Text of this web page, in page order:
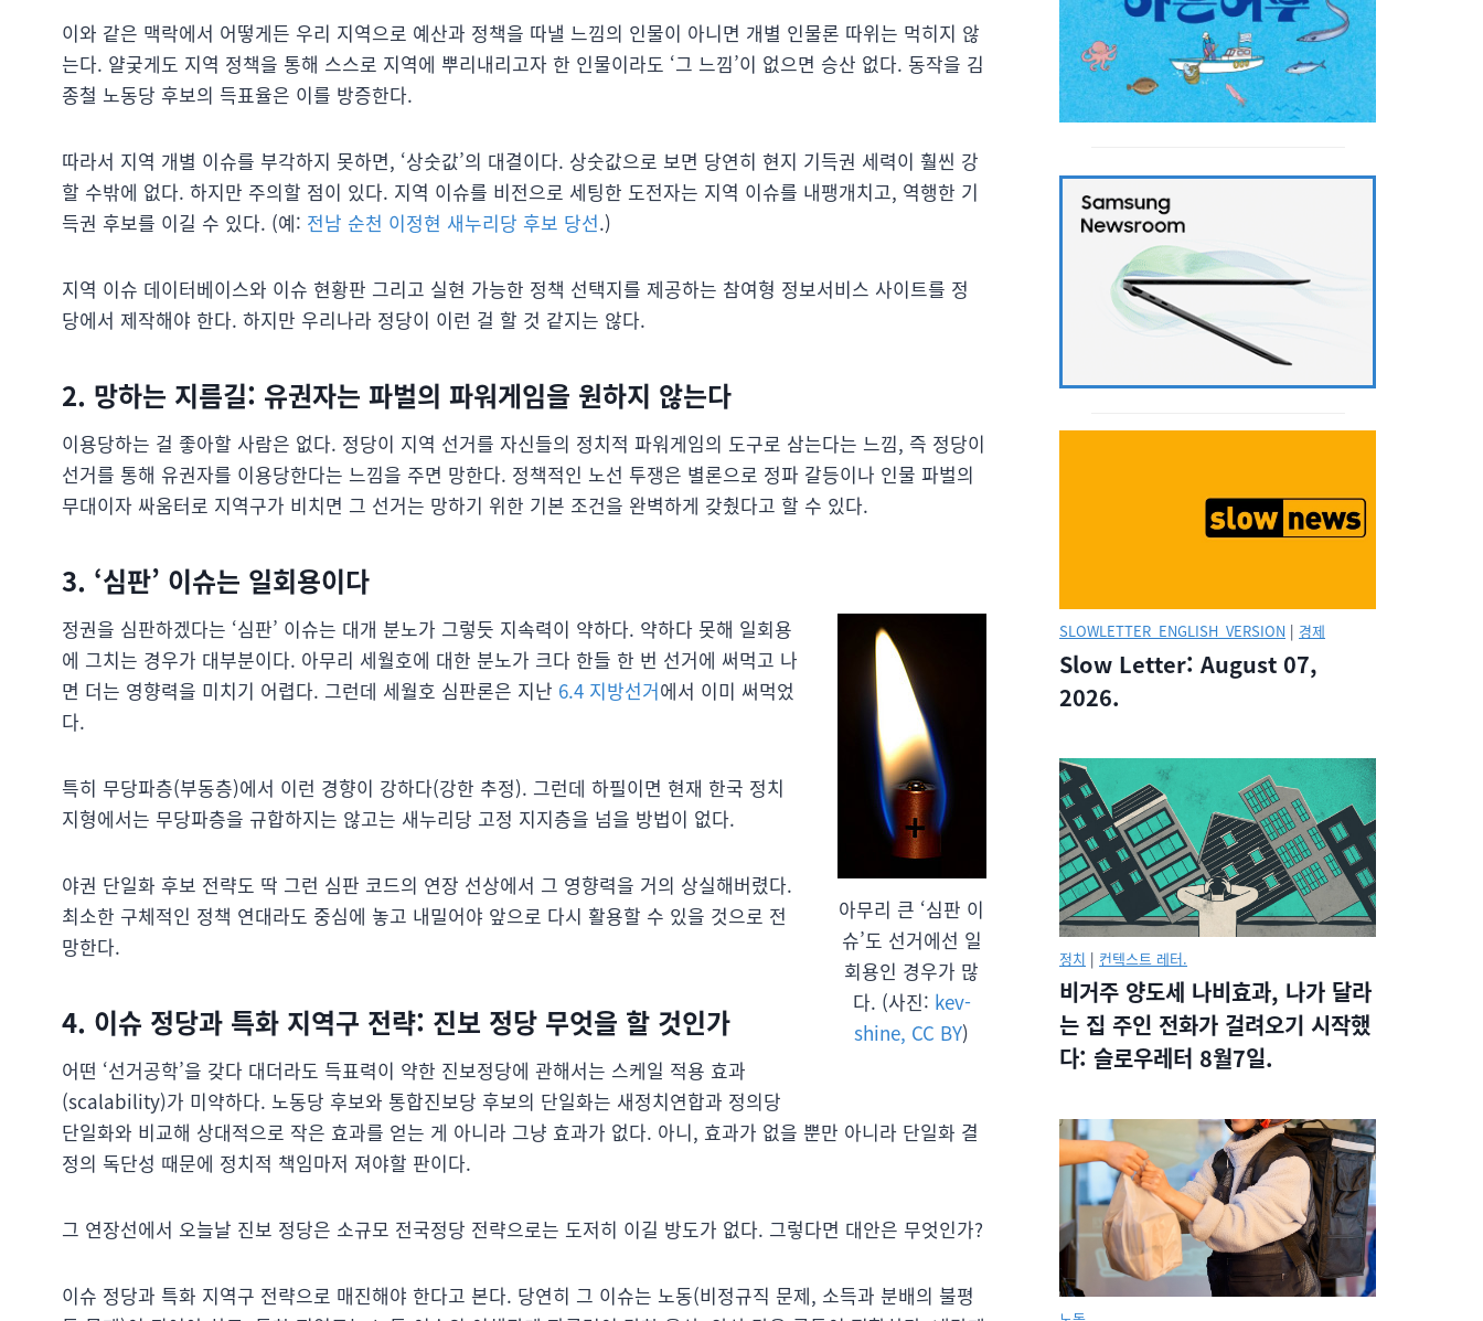
이와 같은 맥락에서 어떻게든 우리 지역으로 예산과 정책을 따낼 느낌의 인물이 아니면 개별 인물론 따위는 먹히지 않
는다. 얄궂게도 지역 정책을 통해 스스로 지역에 뿌리내리고자 한 인물이라도 ‘그 느낌’이 없으면 승산 없다. 동작을 김
종철 노동당 후보의 득표율은 이를 방증한다.
따라서 지역 개별 이슈를 부각하지 못하면, ‘상숫값’의 대결이다. 상숫값으로 보면 당연히 현지 기득권 세력이 훨씬 강
할 수밖에 없다. 하지만 주의할 점이 있다. 지역 이슈를 비전으로 세팅한 도전자는 지역 이슈를 내팽개치고, 역행한 기
득권 후보를 이길 수 있다. (예: 전남 순천 이정현 새누리당 후보 당선.)
지역 이슈 데이터베이스와 이슈 현황판 그리고 실현 가능한 정책 선택지를 제공하는 참여형 정보서비스 사이트를 정
당에서 제작해야 한다. 하지만 우리나라 정당이 이런 걸 할 것 같지는 않다.
2. 망하는 지름길: 유권자는 파벌의 파워게임을 원하지 않는다
이용당하는 걸 좋아할 사람은 없다. 정당이 지역 선거를 자신들의 정치적 파워게임의 도구로 삼는다는 느낌, 즉 정당이
선거를 통해 유권자를 이용당한다는 느낌을 주면 망한다. 정책적인 노선 투쟁은 별론으로 정파 갈등이나 인물 파벌의
무대이자 싸움터로 지역구가 비치면 그 선거는 망하기 위한 기본 조건을 완벽하게 갖췄다고 할 수 있다.
3. ‘심판’ 이슈는 일회용이다
아무리 큰 ‘심판 이
슈’도 선거에선 일
회용인 경우가 많
다. (사진: kev-
shine, CC BY)
정권을 심판하겠다는 ‘심판’ 이슈는 대개 분노가 그렇듯 지속력이 약하다. 약하다 못해 일회용
에 그치는 경우가 대부분이다. 아무리 세월호에 대한 분노가 크다 한들 한 번 선거에 써먹고 나
면 더는 영향력을 미치기 어렵다. 그런데 세월호 심판론은 지난 6.4 지방선거에서 이미 써먹었
다.
특히 무당파층(부동층)에서 이런 경향이 강하다(강한 추정). 그런데 하필이면 현재 한국 정치
지형에서는 무당파층을 규합하지는 않고는 새누리당 고정 지지층을 넘을 방법이 없다.
야권 단일화 후보 전략도 딱 그런 심판 코드의 연장 선상에서 그 영향력을 거의 상실해버렸다.
최소한 구체적인 정책 연대라도 중심에 놓고 내밀어야 앞으로 다시 활용할 수 있을 것으로 전
망한다.
4. 이슈 정당과 특화 지역구 전략: 진보 정당 무엇을 할 것인가
어떤 ‘선거공학’을 갖다 대더라도 득표력이 약한 진보정당에 관해서는 스케일 적용 효과
(scalability)가 미약하다. 노동당 후보와 통합진보당 후보의 단일화는 새정치연합과 정의당
단일화와 비교해 상대적으로 작은 효과를 얻는 게 아니라 그냥 효과가 없다. 아니, 효과가 없을 뿐만 아니라 단일화 결
정의 독단성 때문에 정치적 책임마저 져야할 판이다.
그 연장선에서 오늘날 진보 정당은 소규모 전국정당 전략으로는 도저히 이길 방도가 없다. 그렇다면 대안은 무엇인가?
이슈 정당과 특화 지역구 전략으로 매진해야 한다고 본다. 당연히 그 이슈는 노동(비정규직 문제, 소득과 분배의 불평
SLOWLETTER_ENGLISH_VERSION | 경제
Slow Letter: August 07,
2026.
정치 | 컨텍스트 레터.
비거주 양도세 나비효과, 나가 달라
는 집 주인 전화가 걸려오기 시작했
다: 슬로우레터 8월7일.